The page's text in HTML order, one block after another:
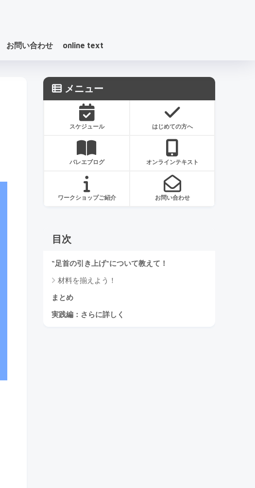
お問い合わせ online text
メニュー
スケジュール はじめての方へ
バレエブログ オンラインテキスト
ワークショップご紹介 お問い合わせ
目次
“足首の引き上げ“について教えて！
材料を揃えよう！
まとめ
実践編：さらに詳しく